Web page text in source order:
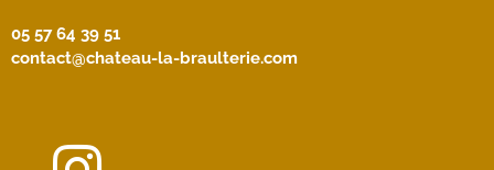
05 57 64 39 51
contact@chateau-la-braulterie.com